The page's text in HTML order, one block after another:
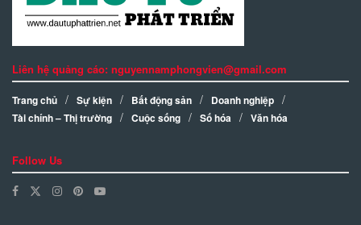
Liên hệ quảng cáo: nguyennamphongvien@gmail.com
Trang chủ Sự kiện Bất động sản
Doanh nghiệp
Tài chính – Thị trường
Cuộc sống Số hóa Văn hóa
Follow Us